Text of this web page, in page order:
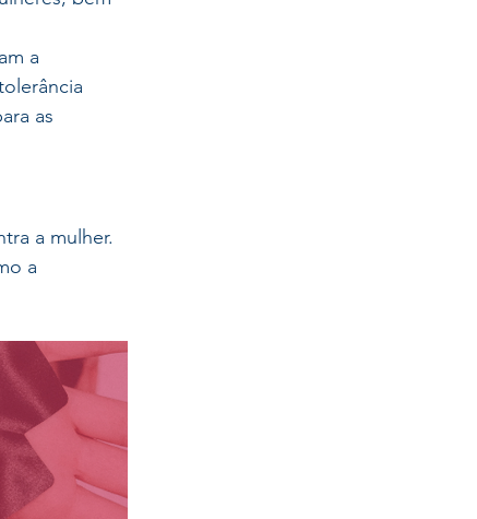
a
as
a mulher.
a